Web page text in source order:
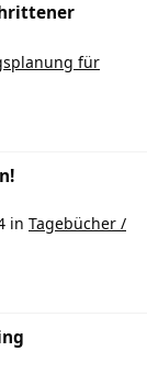
für
in Tagebücher /